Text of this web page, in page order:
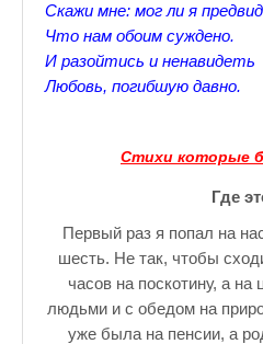
Все про Царское село
Лучшие стихи Русских
♪♫Музыкальное ассорти★
ЗАЛЫ ДЛЯ НАСТОЛЬНОГО
♪♫Анекдоты★
♪♫Рассказы 3★
Скажи мне: мог ли я
Что нам обоим суждено.
И разойтись и ненавидеть
Любовь, погибшую давно.
Стихи которые
Где
Первый раз я попал на
шесть. Не так, чтобы
часов на поскотину, а
людьми и с обедом на
уже была на пенсии, а